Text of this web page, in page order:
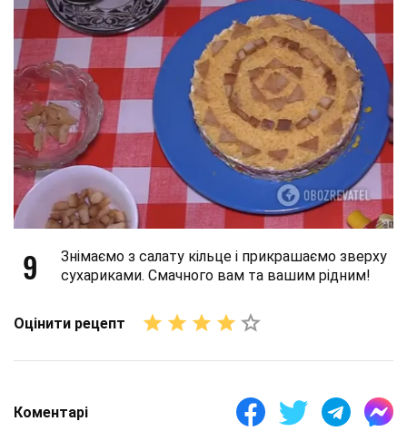
9
Знімаємо з салату кільце і прикрашаємо зверху
сухариками. Смачного вам та вашим рідним!
Оцінити рецепт
Коментарі